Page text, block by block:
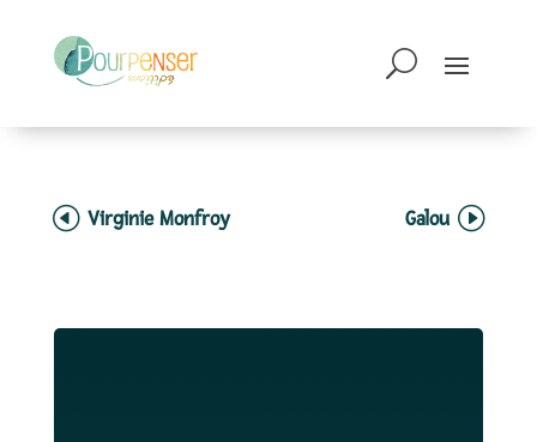
Virginie Monfroy Galou